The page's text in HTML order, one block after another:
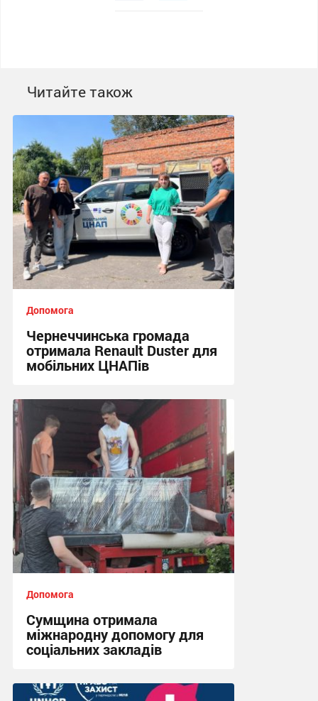
Читайте також
Допомога
Чернеччинська громада
отримала Renault Duster для
мобільних ЦНАПів
16:29 вчора
Допомога
Сумщина отримала
міжнародну допомогу для
соціальних закладів